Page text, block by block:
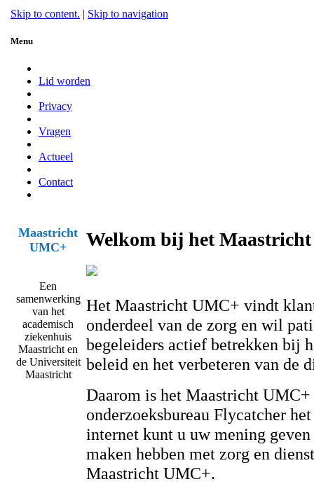
Skip to content. | Skip to navigation
Menu
Lid worden
Privacy
Vragen
Actueel
Contact
Maastricht
UMC+
Een
samenwerking
van het
academisch
ziekenhuis
Maastricht en
de Universiteit
Maastricht
Welkom bij het
Het Maastricht UMC+ vindt
onderdeel van de zorg en wil
begeleiders actief betrekken bij
beleid en het verbeteren van de
Daarom is het Maastricht
onderzoeksbureau Flycatcher
internet kunt u uw mening
maken hebben met zorg en
Maastricht UMC+.